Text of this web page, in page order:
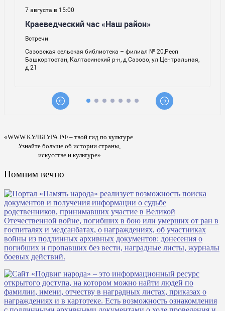
«WWW.КУЛЬТУРА.РФ – твой гид по культуре.
Узнайте больше об истории страны,
искусстве и культуре»
Помним вечно